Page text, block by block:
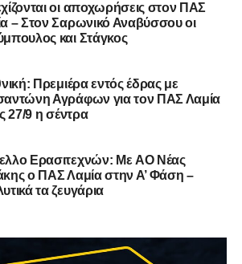
οι αποχωρήσεις στον ΠΑΣ
– Στον Σαρωνικό Αναβύσσου οι
και Στάγκος
Πρεμιέρα εντός έδρας με
Αγράφων για τον ΠΑΣ Λαμία
27/9 η σέντρα
Ερασιτεχνών: Με AO Nέας
ο ΠΑΣ Λαμία στην Α’ Φάση –
τα ζευγάρια